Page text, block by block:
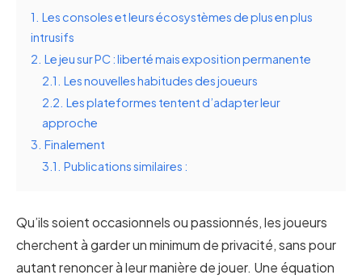
1. Les consoles et leurs écosystèmes de plus en plus
intrusifs
2. Le jeu sur PC : liberté mais exposition permanente
2.1. Les nouvelles habitudes des joueurs
2.2. Les plateformes tentent d’adapter leur
approche
3. Finalement
3.1. Publications similaires :
Qu’ils soient occasionnels ou passionnés, les joueurs
cherchent à garder un minimum de privacité, sans pour
autant renoncer à leur manière de jouer. Une équation